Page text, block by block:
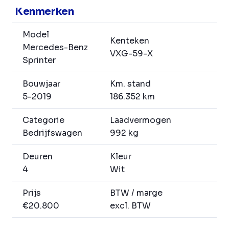
Kenmerken
Model
Mercedes-Benz
Sprinter
Kenteken
VXG-59-X
Bouwjaar
5-2019
Km. stand
186.352 km
Categorie
Bedrijfswagen
Laadvermogen
992 kg
Deuren
4
Kleur
Wit
Prijs
€20.800
BTW / marge
excl. BTW